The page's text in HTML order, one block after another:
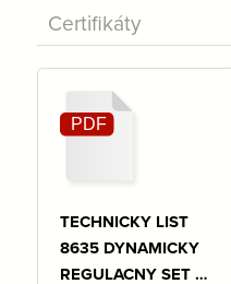
Certifikáty
TECHNICKY LIST
8635 DYNAMICKY
REGULACNY SET S